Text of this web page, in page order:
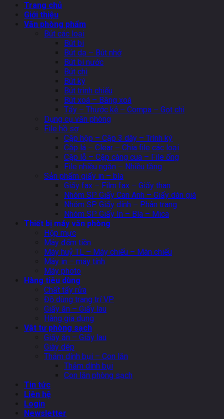
Trang chủ
Giới thiệu
Văn phòng phẩm
Bút các loại
Bút bi
Bút dạ – Bút nhớ
Bút bi nước
Bút chì
Bút ký
Bút trình chiếu
Bút xoá – Băng xoá
Tẩy – Thước kẻ – Compa – Gọt chì
Dụng cụ văn phòng
File hồ sơ
Cặp hộp – Cặp 3 dây – Trình ký
Cặp lá – Clear – Chia file các loại
Cặp lỗ – Cặp càng cua – File ống
File nhiều ngăn – Nhiều tầng
Sản phẩm giấy in – bìa
Giấy fax – Film fax – Giấy than
Nhóm SP Giấy Can Anh – Giấy dán giá
Nhóm SP Giấy dính – Phân trang
Nhóm SP Giấy In – Bìa – Mica
Thiết bị máy văn phòng
Hộp mực
Máy đếm tiền
Máy huỷ TL – Máy chiếu – Màn chiếu
Máy in – máy tính
Máy photo
Hàng tiêu dùng
Chất tẩy rửa
Đồ dùng trang trí VP
Giấy ăn – Giấy lau
Hàng gia dụng
Vật tư phòng sạch
Giấy ăn – Giấy lau
Giày dép
Thảm dính bụi – Con lăn
Thảm dính bụi
Con lăn phòng sạch
Tin tức
Liên hệ
Login
Newsletter